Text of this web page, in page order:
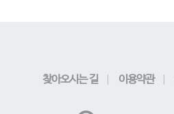
찾아오시는 길 이용약관